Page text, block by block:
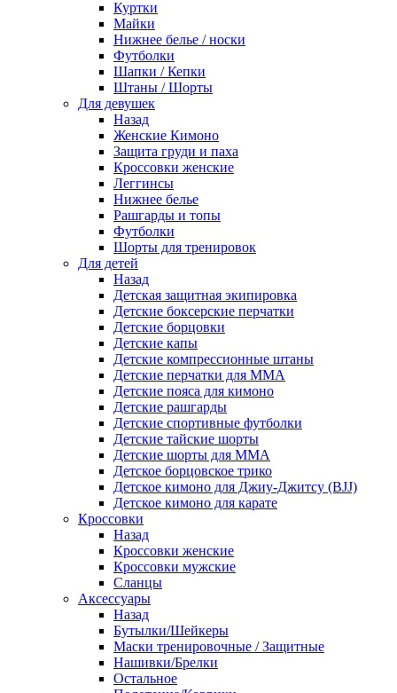
Куртки
Майки
Нижнее белье / носки
Футболки
Шапки / Кепки
Штаны / Шорты
Для девушек
Назад
Женские Кимоно
Защита груди и паха
Кроссовки женские
Леггинсы
Нижнее белье
Рашгарды и топы
Футболки
Шорты для тренировок
Для детей
Назад
Детская защитная экипировка
Детские боксерские перчатки
Детские борцовки
Детские капы
Детские компрессионные штаны
Детские перчатки для ММА
Детские пояса для кимоно
Детские рашгарды
Детские спортивные футболки
Детские тайские шорты
Детские шорты для ММА
Детское борцовское трико
Детское кимоно для Джиу-Джитсу (BJJ)
Детское кимоно для карате
Кроссовки
Назад
Кроссовки женские
Кроссовки мужские
Сланцы
Аксессуары
Назад
Бутылки/Шейкеры
Маски тренировочные / Защитные
Нашивки/Брелки
Остальное